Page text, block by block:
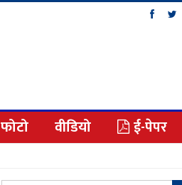
फोटो वीडियो ई-पेपर